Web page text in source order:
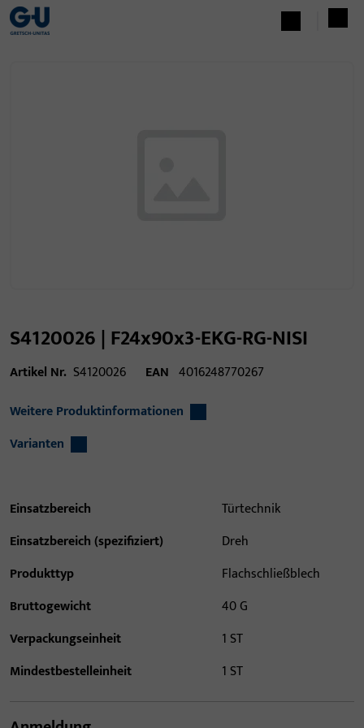
S4120026 | F24x90x3-EKG-RG-NISI
Artikel Nr. S4120026 EAN 4016248770267
Weitere Produktinformationen
Varianten
Einsatzbereich
Türtechnik
Einsatzbereich (spezifiziert)
Dreh
Produkttyp
Flachschließblech
Bruttogewicht
40 G
Verpackungseinheit
1 ST
Mindestbestelleinheit
1 ST